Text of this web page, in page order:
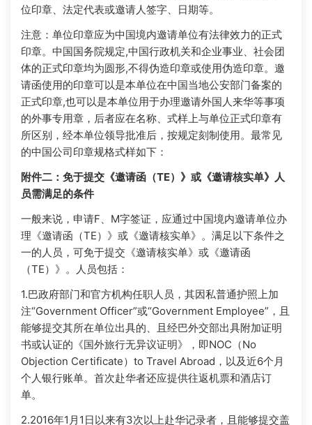
位印章、法定代表或邀请人签字、日期等。
注意：单位印章应为中国境内邀请单位有法律效力的正式
印章。中国国务院规定,中国行政机关和企业事业、社会团
体的正式印章均为圆形,不得伪造印章或使用伪造印章。邀
请函使用的印章可以是本单位在中国当地公安部门备案的
正式印章,也可以是本单位用于办理邀请外国人来华等事项
的外事专用章，后者应在名称、式样上与单位正式印章有
所区别，经本单位领导批准后，按规定刻制使用。最常见
的中国公司印章规格式样如下：
附件二：免于提交《邀请函（TE）》或《邀请核实单》人
员需满足的条件
一般来说，申请F、M字签证，应通过中国境内邀请单位办
理《邀请函（TE）》或《邀请核实单》。满足以下条件之
一的人员，可免于提交《邀请核实单》或《邀请函
（TE）》。人员包括：
1.巴政府部门和官方机构任职人员，其因私普通护照上加
注“Government Officer”或“Government Employee”，且
能够提交其所在单位出具的、且经巴外交部出具附加证明
书或认证的《国外旅行无异议证明》，即NOC（No
Objection Certificate）to Travel Abroad，以及近6个月
个人银行账单。首次赴华者还应提供往返机票和酒店订
单。
2.2016年1月1日以来有3次以上赴华记录者，且能够提交盖